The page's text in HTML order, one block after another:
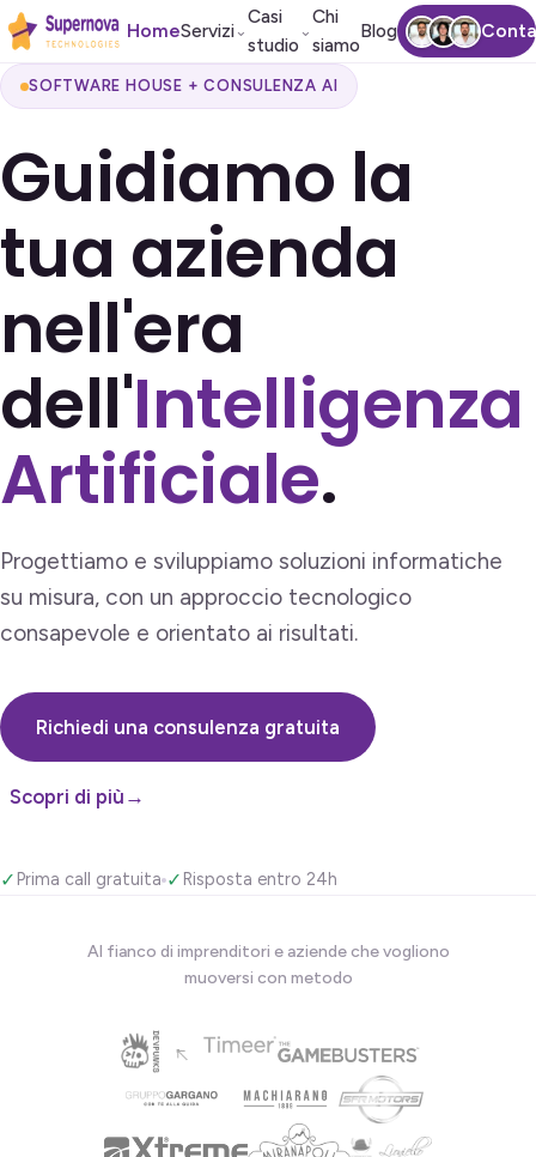
HomeServizi ⌄
Casi
studio
⌄
Chi
siamo
Blog
SOFTWARE HOUSE + CONSULENZA AI
Guidiamo la
tua azienda
nell'era
dell'Intelligenza
Artificiale.
Progettiamo e sviluppiamo soluzioni informatiche
su misura, con un approccio tecnologico
consapevole e orientato ai risultati.
Richiedi una consulenza gratuita
Scopri di più →
✓ Prima call gratuita ✓ Risposta entro 24h
Al fianco di imprenditori e aziende che vogliono
muoversi con metodo